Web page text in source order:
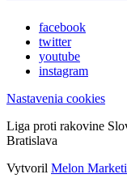
facebook
twitter
youtube
instagram
Nastavenia cookies
Liga proti rakovine
Bratislava
Vytvoril Melon